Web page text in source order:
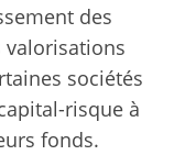
des
valorisations
sociétés
risque à
fonds.